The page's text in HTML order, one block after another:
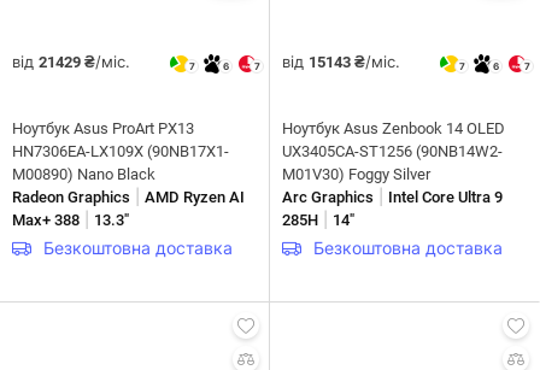
від 21429 ₴/міс. 7 6 7
Ноутбук Asus ProArt PX13
HN7306EA-LX109X (90NB17X1-
M00890) Nano Black
Radeon Graphics
AMD Ryzen AI
Max+ 388
13.3"
Безкоштовна доставка
від 15143 ₴/міс. 7 6 7
Ноутбук Asus Zenbook 14 OLED
UX3405CA-ST1256 (90NB14W2-
M01V30) Foggy Silver
Arc Graphics
Intel Core Ultra 9
285H
14"
Безкоштовна доставка